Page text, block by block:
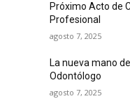
Próximo Acto de
Profesional
agosto 7, 2025
La nueva mano
Odontólogo
agosto 7, 2025